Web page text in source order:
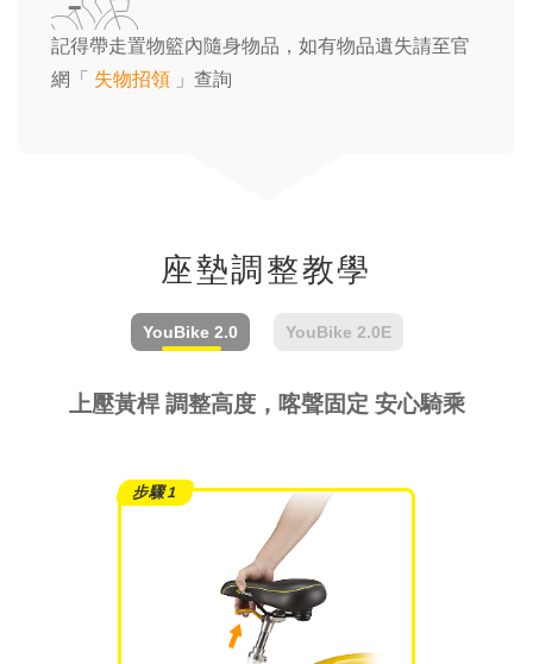
記得帶走置物籃內隨身物品，如有物品遺失請至官
網「 失物招領 」查詢
座墊調整教學
YouBike 2.0 YouBike 2.0E
上壓黃桿 調整高度，喀聲固定 安心騎乘